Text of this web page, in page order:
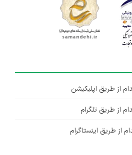
از طریق اپلیکیشن
از طریق تلگرام
از طریق اینستاگرام